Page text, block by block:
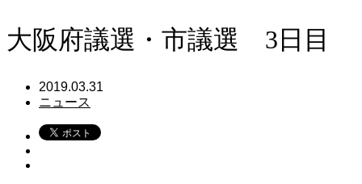
大阪府議選・市議選 3日目
2019.03.31
ニュース